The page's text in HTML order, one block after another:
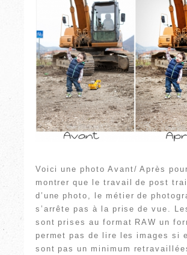
Voici une photo Avant/ Après
montrer que le travail de post
d’une photo, le métier de
s’arrête pas à la prise de vue.
sont prises au format RAW un
permet pas de lire les images si
sont pas un minimum